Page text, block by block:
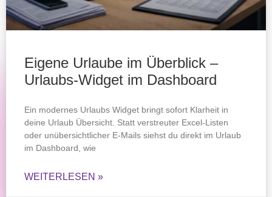
Eigene Urlaube im Überblick –
Urlaubs-Widget im Dashboard
Ein modernes Urlaubs Widget bringt sofort Klarheit in
deine Urlaub Übersicht. Statt verstreuter Excel-Listen
oder unübersichtlicher E-Mails siehst du direkt im Urlaub
im Dashboard, wie
WEITERLESEN »